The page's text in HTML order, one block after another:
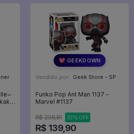
PR
💖 GEEKDOWN
Vendido por: Geek Store - SP
Funko Pop Ant Man 1137 -
Marvel #1137
R$ 208,81 33% OFF
R$ 139,90